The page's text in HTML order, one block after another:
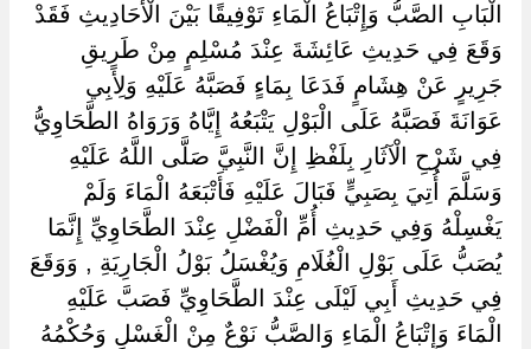
الْبَابِ الصَّبُّ وَإِتْبَاعُ الْمَاءِ تَوْفِيقًا بَيْنَ الْأَحَادِيثِ فَقَدْ
وَقَعَ فِي حَدِيثِ عَائِشَةَ عِنْدَ مُسْلِمٍ مِنْ طَرِيقِ
جَرِيرٍ عَنْ هِشَامٍ فَدَعَا بِمَاءٍ فَصَبَّهُ عَلَيْهِ وَلِأَبِي
عَوَانَةَ فَصَبَّهُ عَلَى الْبَوْلِ يَتْبَعُهُ إِيَّاهُ وَرَوَاهُ الطَّحَاوِيُّ
فِي شَرْحِ الْآثَارِ بِلَفْظِ إِنَّ النَّبِيَّ صَلَّى اللَّهُ عَلَيْهِ
وَسَلَّمَ أُتِيَ بِصَبِيٍّ فَبَالَ عَلَيْهِ فَأَتْبَعَهُ الْمَاءَ وَلَمْ
يَغْسِلْهُ وَفِي حَدِيثِ أُمِّ الْفَضْلِ عِنْدَ الطَّحَاوِيِّ إِنَّمَا
يُصَبُّ عَلَى بَوْلِ الْغُلَامِ وَيُغْسَلُ بَوْلُ الْجَارِيَةِ , وَوَقَعَ
فِي حَدِيثِ أَبِي لَيْلَى عِنْدَ الطَّحَاوِيِّ فَصَبَّ عَلَيْهِ
الْمَاءَ وَإِتْبَاعُ الْمَاءِ وَالصَّبُّ نَوْعٌ مِنْ الْغَسْلِ وَحُكْمُهُ